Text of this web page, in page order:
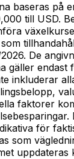
baseras på
till USD.
De
gäller endast
inkluderar
faktorer
för
som
uppdateras